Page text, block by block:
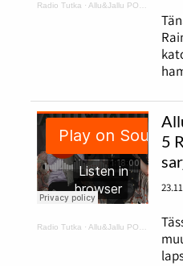
Radio Tutka ·Allu&Jallu PODCAST 6 Tapaus Rainbow ja hammaslääkärissä ilman housuja
Radio Tutka ·Allu&Jallu PODCAST 5 Risset ja lapsuuden sarjat
5